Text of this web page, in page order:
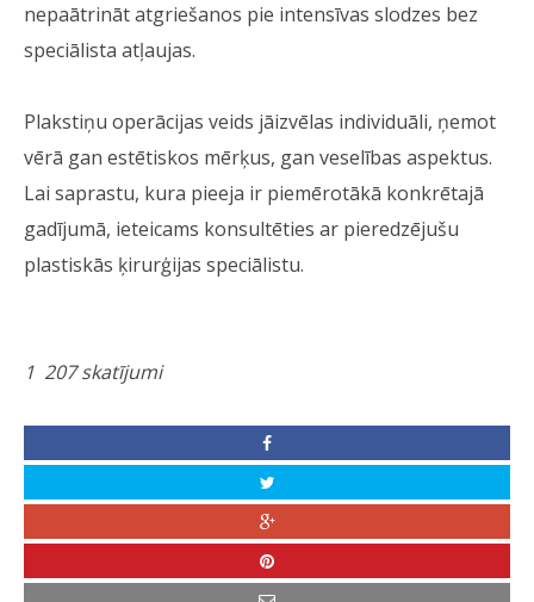
nepaātrināt atgriešanos pie intensīvas slodzes bez
speciālista atļaujas.
Plakstiņu operācijas veids jāizvēlas individuāli, ņemot
vērā gan estētiskos mērķus, gan veselības aspektus.
Lai saprastu, kura pieeja ir piemērotākā konkrētajā
gadījumā, ieteicams konsultēties ar pieredzējušu
plastiskās ķirurģijas speciālistu.
1 207 skatījumi